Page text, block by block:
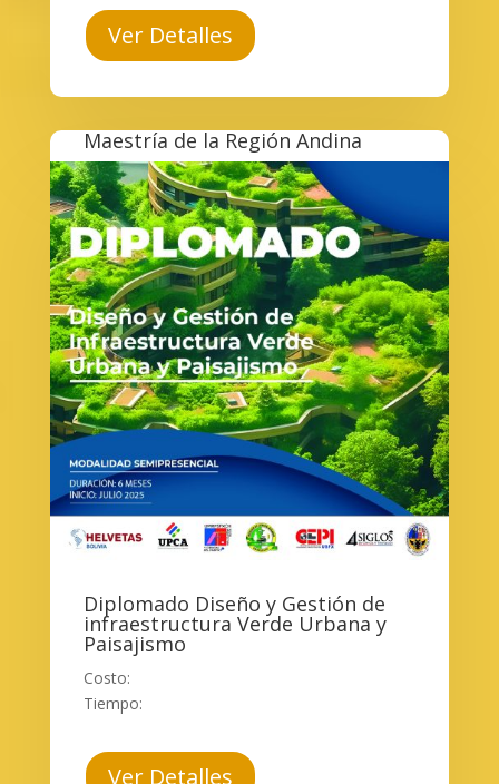
Ver Detalles
Maestría de la Región Andina
Diplomado Diseño y Gestión de
infraestructura Verde Urbana y
Paisajismo
Costo:
Tiempo:
Ver Detalles